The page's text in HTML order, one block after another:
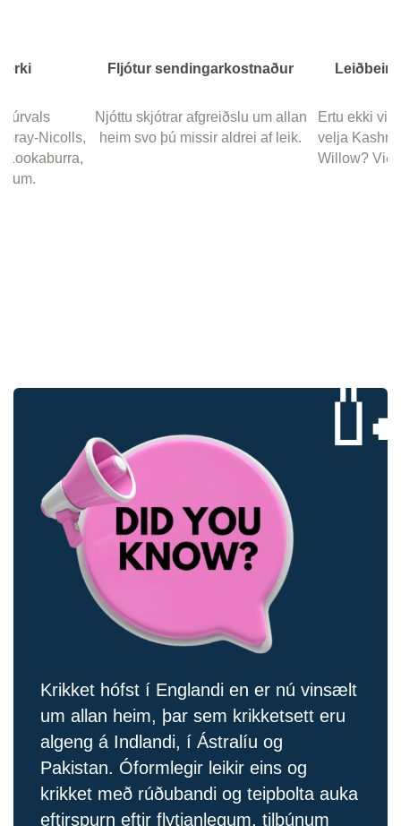
úrvals
Nicolls,
Kookaburra,
Fljótur sendingarkostnaður
Njóttu skjótrar afgreiðslu um allan
heim svo þú missir aldrei af leik.
Ertu ekki
velja
Willow? Við
Krikket hófst í Englandi en er nú vinsælt
um allan heim, þar sem krikketsett eru
algeng á Indlandi, í Ástralíu og
Pakistan. Óformlegir leikir eins og
krikket með rúðubandi og teipbolta auka
eftirspurn eftir flytjanlegum, tilbúnum